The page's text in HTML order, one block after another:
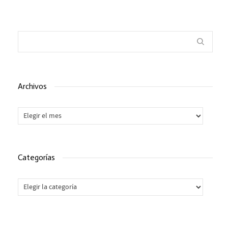
Archivos
Archivos
Categorías
Categorías